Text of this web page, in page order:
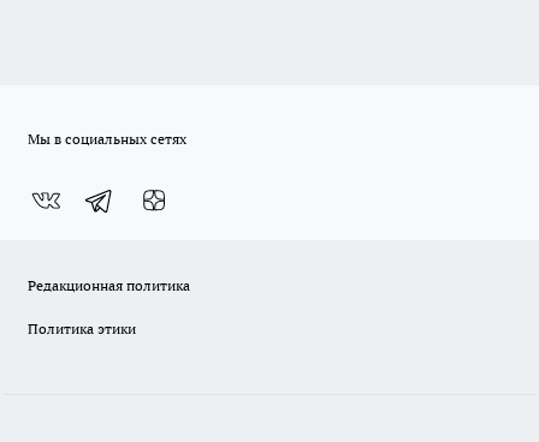
Мы в социальных сетях
Редакционная политика
Политика этики